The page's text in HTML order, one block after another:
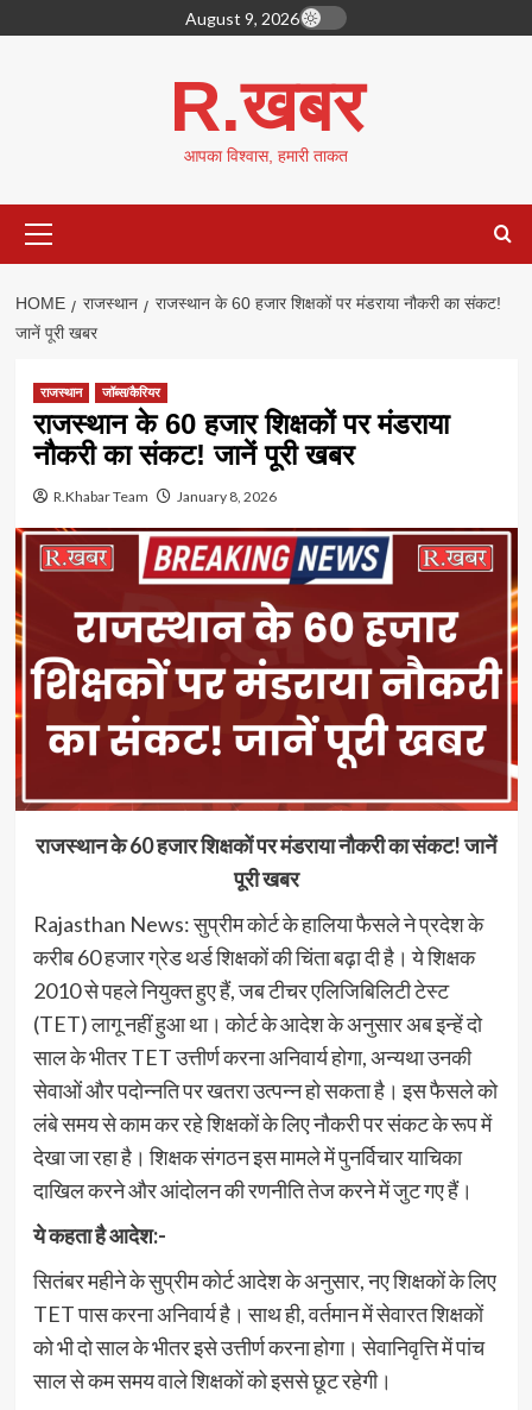
to
August 9, 2026
R.खबर
आपका विश्वास, हमारी ताकत
Menu
HOME राजस्थान
राजस्थान के 60 हजार शिक्षकों पर मंडराया नौकरी का संकट!
जानें पूरी खबर
राजस्थान जॉब्स/कैरियर
राजस्थान के 60 हजार शिक्षकों पर मंडराया
नौकरी का संकट! जानें पूरी खबर
R.Khabar Team January 8, 2026
राजस्थान के 60 हजार शिक्षकों पर मंडराया नौकरी का संकट! जानें
पूरी खबर
Rajasthan News: सुप्रीम कोर्ट के हालिया फैसले ने प्रदेश के
करीब 60 हजार ग्रेड थर्ड शिक्षकों की चिंता बढ़ा दी है। ये शिक्षक
2010 से पहले नियुक्त हुए हैं, जब टीचर एलिजिबिलिटी टेस्ट
(TET) लागू नहीं हुआ था। कोर्ट के आदेश के अनुसार अब इन्हें दो
साल के भीतर TET उत्तीर्ण करना अनिवार्य होगा, अन्यथा उनकी
सेवाओं और पदोन्नति पर खतरा उत्पन्न हो सकता है। इस फैसले को
लंबे समय से काम कर रहे शिक्षकों के लिए नौकरी पर संकट के रूप में
देखा जा रहा है। शिक्षक संगठन इस मामले में पुनर्विचार याचिका
दाखिल करने और आंदोलन की रणनीति तेज करने में जुट गए हैं।
ये कहता है आदेश:-
सितंबर महीने के सुप्रीम कोर्ट आदेश के अनुसार, नए शिक्षकों के लिए
TET पास करना अनिवार्य है। साथ ही, वर्तमान में सेवारत शिक्षकों
को भी दो साल के भीतर इसे उत्तीर्ण करना होगा। सेवानिवृत्ति में पांच
साल से कम समय वाले शिक्षकों को इससे छूट रहेगी।